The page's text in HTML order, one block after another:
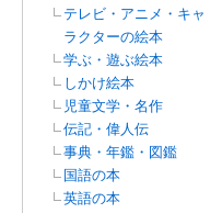
テレビ・アニメ・キャ
ラクターの絵本
学ぶ・遊ぶ絵本
しかけ絵本
児童文学・名作
伝記・偉人伝
事典・年鑑・図鑑
国語の本
英語の本